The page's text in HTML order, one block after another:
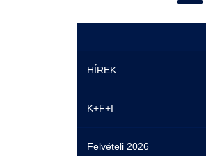
HÍREK
Hírek
Események
K+F+I
Felvételi 2026